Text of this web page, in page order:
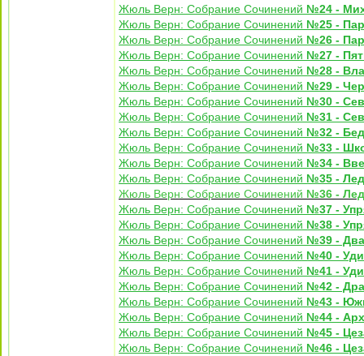
Жюль Верн: Собрание Сочинений №24 -
Жюль Верн: Собрание Сочинений №25 -
Жюль Верн: Собрание Сочинений №26 -
Жюль Верн: Собрание Сочинений №27 -
Жюль Верн: Собрание Сочинений №28 -
Жюль Верн: Собрание Сочинений №29 -
Жюль Верн: Собрание Сочинений №30 -
Жюль Верн: Собрание Сочинений №31 -
Жюль Верн: Собрание Сочинений №32 -
Жюль Верн: Собрание Сочинений №33 -
Жюль Верн: Собрание Сочинений №34 -
Жюль Верн: Собрание Сочинений №35 -
Жюль Верн: Собрание Сочинений №36 -
Жюль Верн: Собрание Сочинений №37 -
Жюль Верн: Собрание Сочинений №38 -
Жюль Верн: Собрание Сочинений №39 - Два
Жюль Верн: Собрание Сочинений №40 -
Жюль Верн: Собрание Сочинений №41 -
Жюль Верн: Собрание Сочинений №42 -
Жюль Верн: Собрание Сочинений №43 -
Жюль Верн: Собрание Сочинений №44 -
Жюль Верн: Собрание Сочинений №45 -
Жюль Верн: Собрание Сочинений №46 -